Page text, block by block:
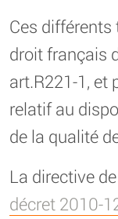
Ces
droit français
art.R221-1, et
relatif au
de la qualité
La directive
décret 2010-